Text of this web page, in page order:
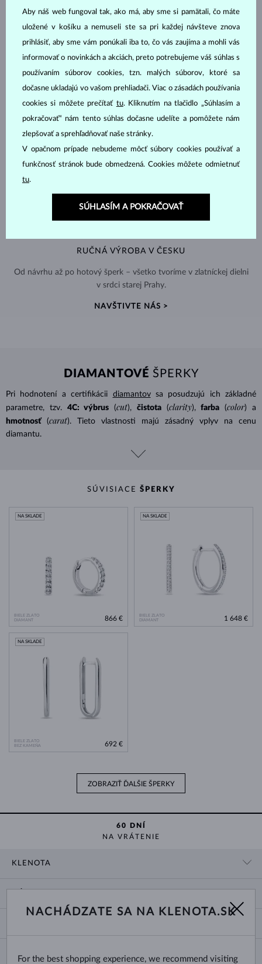
ŠPERKY ZATELIÉRU KLENOTA
RUČNÁ VÝROBA V ČESKU
Od návrhu až po hotový šperk – všetko tvoríme v zlatníckej dielni
v srdci starej Prahy.
NAVŠTIVTE NÁS >
DIAMANTOVÉ ŠPERKY
Pri hodnotení a certifikácii diamantovsa posudzujú ich základné
parametre, tzv.
4C: výbrus (cut), čistota (clarity), farba (color) a
hmotnosť
(carat). Tieto vlastnosti majú zásadný vplyv na cenu
diamantu.
SÚVISIACE ŠPERKY
BIELE ZLATO
DIAMANT
NA SKLADE
866 €
BIELE ZLATO
DIAMANT
NA SKLADE
1 648 €
BIELE ZLATO
BEZ KAMEŇA
NA SKLADE
692 €
ZOBRAZIŤ ĎALŠIE ŠPERKY
60 DNÍ
NA VRÁTENIE
KLENOTA
O NÁS
DODANIE A PLATBA ZA TOVAR
VÝBER SVADOBNÝCH OBRÚČOK
TYPY A DĹŽKY RETIAZOK
Aby náš web fungoval tak, ako má, aby sme si pamätali, čo máte
uložené v košíku a nemuseli ste sa pri každej návšteve znova
prihlásiť, aby sme vám ponúkali iba to, čo vás zaujíma a mohli vás
informovať o novinkách a akciách, preto potrebujeme váš súhlas s
používaním súborov cookies, tzn. malých súborov, ktoré sa
dočasne ukladajú vo vašom prehliadači. Viac o zásadách používania
cookies si môžete prečítať tu. Kliknutím na tlačidlo „Súhlasím a
pokračovať“ nám tento súhlas dočasne udelíte a pomôžete nám
zlepšovať a sprehľadňovať naše stránky.
V opačnom prípade nebudeme môcť súbory cookies používať a
funkčnosť stránok bude obmedzená. Cookies môžete odmietnuť
tu.
SÚHLASÍM A POKRAČOVAŤ
NACHÁDZATE SA NA KLENOTA.SK
For the best shopping experience, we recommend visiting